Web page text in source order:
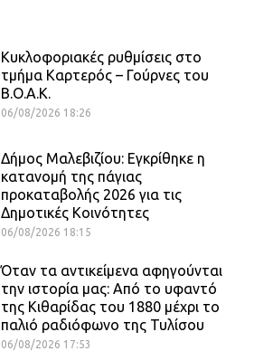
Κυκλοφοριακές ρυθμίσεις στο
τμήμα Καρτερός – Γούρνες του
Β.Ο.Α.Κ.
06/08/2026 18:26
Δήμος Μαλεβιζίου: Εγκρίθηκε η
κατανομή της πάγιας
προκαταβολής 2026 για τις
Δημοτικές Κοινότητες
06/08/2026 18:15
Όταν τα αντικείμενα αφηγούνται
την ιστορία μας: Από το υφαντό
της Κιθαρίδας του 1880 μέχρι το
παλιό ραδιόφωνο της Τυλίσου
06/08/2026 17:53